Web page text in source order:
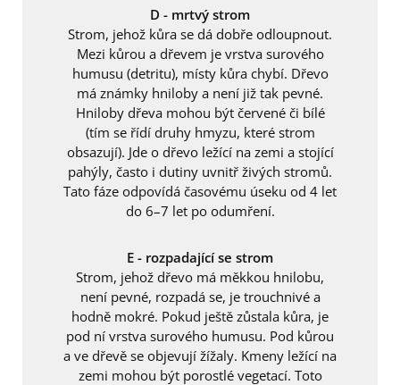
D - mrtvý strom
Strom, jehož kůra se dá dobře odloupnout.
Mezi kůrou a dřevem je vrstva surového
humusu (detritu), místy kůra chybí. Dřevo
má známky hniloby a není již tak pevné.
Hniloby dřeva mohou být červené či bílé
(tím se řídí druhy hmyzu, které strom
obsazují). Jde o dřevo ležící na zemi a stojící
pahýly, často i dutiny uvnitř živých stromů.
Tato fáze odpovídá časovému úseku od 4 let
do 6–7 let po odumření.
E - rozpadající se strom
Strom, jehož dřevo má měkkou hnilobu,
není pevné, rozpadá se, je trouchnivé a
hodně mokré. Pokud ještě zůstala kůra, je
pod ní vrstva surového humusu. Pod kůrou
a ve dřevě se objevují žížaly. Kmeny ležící na
zemi mohou být porostlé vegetací. Toto